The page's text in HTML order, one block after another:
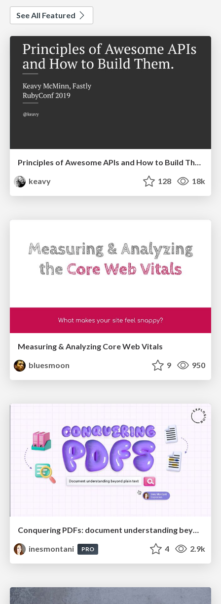
See All Featured
Principles of Awesome APIs and How to Build Them.
keavy
128 18k
Measuring & Analyzing Core Web Vitals
bluesmoon
9 950
Conquering PDFs: document understanding beyond plain text
inesmontani
PRO 4 2.9k